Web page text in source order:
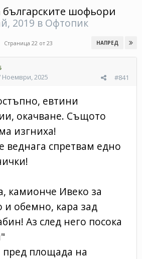
българските шофьори
2019 в Офтопик
НАПРЕД
Страница 22 от 23
#841
Ноември, 2025
евтини
окачване. Същото
изгниха!
веднага спретвам едно
камионче Ивеко за
и обемно, кара зад
Аз след него посока
пред площада на